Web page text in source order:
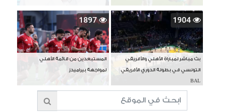
1904
بث مباشر لمباراة الأهلي والأفريقي
التونسي في بطولة الدوري الأفريقي
BAL
1897
المستبعدين من قائمة الأهلي
لمواجهة بيراميدز